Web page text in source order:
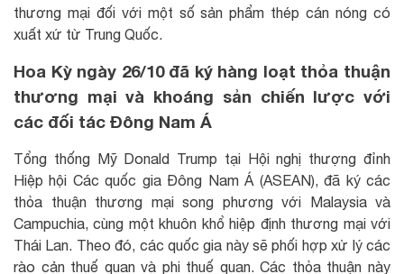
thương mại đối với một số sản phẩm thép cán nóng có
xuất xứ từ Trung Quốc.
Hoa Kỳ ngày 26/10 đã ký hàng loạt thỏa thuận
thương mại và khoáng sản chiến lược với
các đối tác Đông Nam Á
Tổng thống Mỹ Donald Trump tại Hội nghị thượng đỉnh
Hiệp hội Các quốc gia Đông Nam Á (ASEAN), đã ký các
thỏa thuận thương mại song phương với Malaysia và
Campuchia, cùng một khuôn khổ hiệp định thương mại với
Thái Lan. Theo đó, các quốc gia này sẽ phối hợp xử lý các
rào cản thuế quan và phi thuế quan. Các thỏa thuận này